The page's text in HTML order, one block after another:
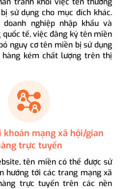
sử dụng cho mục đích khác.
nghiệp nhập khẩu và
quốc tế, việc đăng ký tên miền
nguy cơ tên miền bị sử dụng
hàng kém chất lượng trên thị
khoản mạng xã hội/gian
trực tuyến
tên miền có thể được sử
hướng tới các trang mạng xã
trực tuyến trên các nền